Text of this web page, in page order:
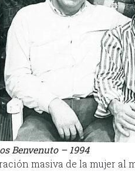
Benvenuto – 1994
masiva de la mujer al